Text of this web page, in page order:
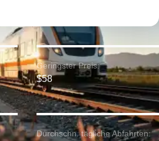
Geringster Preis:
$58
Durchschn. tägliche Abfahrten: